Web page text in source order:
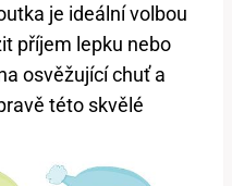
je ideální volbou
příjem lepku nebo
osvěžující chuť a
této skvělé